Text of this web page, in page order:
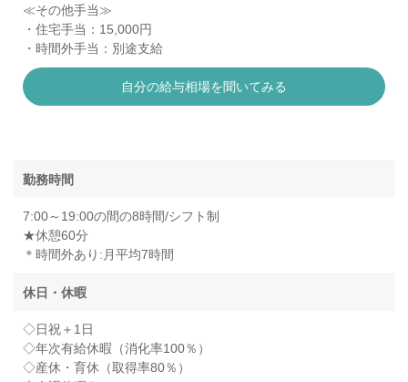
≪その他手当≫
・住宅手当：15,000円
・時間外手当：別途支給
自分の給与相場を聞いてみる
勤務時間
7:00～19:00の間の8時間/シフト制
★休憩60分
＊時間外あり:月平均7時間
休日・休暇
◇日祝＋1日
◇年次有給休暇（消化率100％）
◇産休・育休（取得率80％）